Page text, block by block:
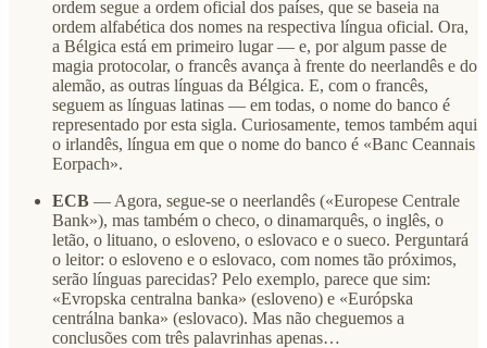
ordem segue a ordem oficial dos países, que se baseia na
ordem alfabética dos nomes na respectiva língua oficial. Ora,
a Bélgica está em primeiro lugar — e, por algum passe de
magia protocolar, o francês avança à frente do neerlandês e do
alemão, as outras línguas da Bélgica. E, com o francês,
seguem as línguas latinas — em todas, o nome do banco é
representado por esta sigla. Curiosamente, temos também aqui
o irlandês, língua em que o nome do banco é «Banc Ceannais
Eorpach».
ECB — Agora, segue-se o neerlandês («Europese Centrale
Bank»), mas também o checo, o dinamarquês, o inglês, o
letão, o lituano, o esloveno, o eslovaco e o sueco. Perguntará
o leitor: o esloveno e o eslovaco, com nomes tão próximos,
serão línguas parecidas? Pelo exemplo, parece que sim:
«Evropska centralna banka» (esloveno) e «Európska
centrálna banka» (eslovaco). Mas não cheguemos a
conclusões com três palavrinhas apenas…